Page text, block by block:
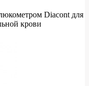
Diacont для
крови